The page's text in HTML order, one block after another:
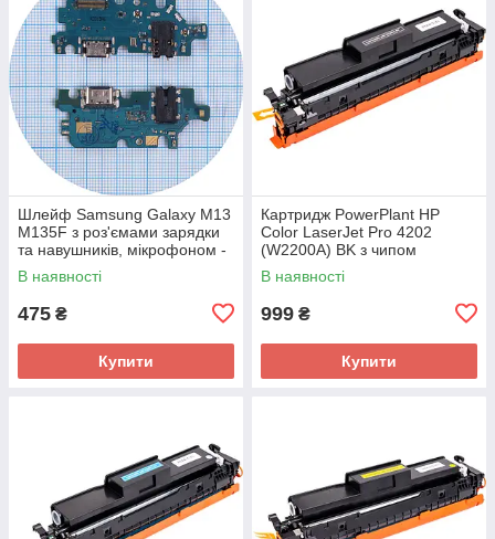
Шлейф Samsung Galaxy M13
M135F з роз'ємами зарядки
та навушників, мікрофоном -
нижня плата (оригінал 100%)
В наявності
475 ₴
Купити
Картридж PowerPlant HP
Color LaserJet Pro 4202
(W2200A) BK з чипом
В наявності
999 ₴
Купити